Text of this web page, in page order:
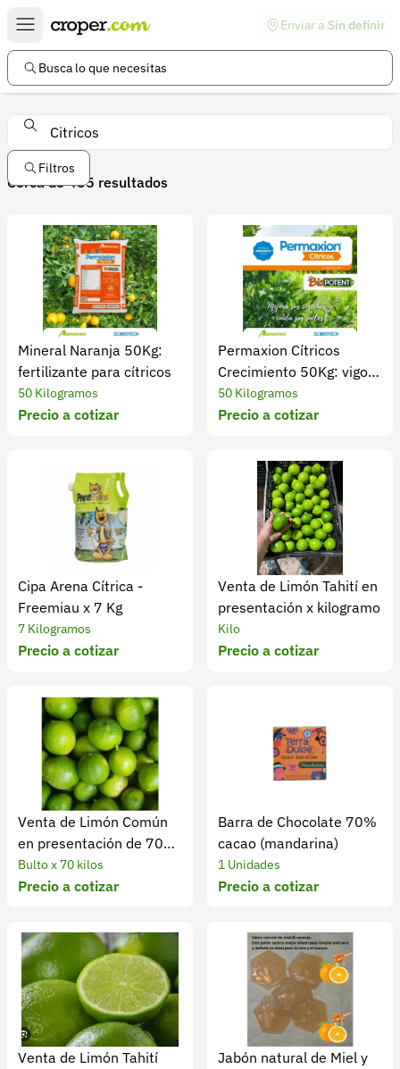
Enviar a Sin definir
Busca lo que necesitas
Filtros
Nuestros productos
Cerca de 455 resultados
Mineral Naranja 50Kg:
fertilizante para cítricos
50 Kilogramos
Precio a cotizar
Permaxion Cítricos
Crecimiento 50Kg: vigor
inicial
50 Kilogramos
Precio a cotizar
Cipa Arena Cítrica -
Freemiau x 7 Kg
7 Kilogramos
Precio a cotizar
Venta de Limón Tahití en
presentación x kilogramo
Kilo
Precio a cotizar
Venta de Limón Común
en presentación de 70
kilogramos
Bulto x 70 kilos
Precio a cotizar
Barra de Chocolate 70%
cacao (mandarina)
1 Unidades
Precio a cotizar
Venta de Limón Tahití
Jabón natural de Miel y
Enlaces de interés
Preguntas frecuentes
Información legal
Política de devoluciones
Política de privacidad
Cuenta
Iniciar sesión
Registrarse
Recuperar contraseña
+57 323 2931928
contacto@croper.com
© 2026 Croper.com Todos los derechos reservados
Versión 5.44.0
Síguenos